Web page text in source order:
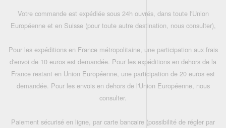
Votre commande est expédiée sous 24h ouvrés, dans toute l'Union
Européenne et en Suisse (pour toute autre destination, nous consulter),
Pour les expéditions en France métropolitaine, une participation aux frais
d'envoi de 10 euros est demandée. Pour les expéditions en dehors de la
France restant en Union Européenne, une participation de 20 euros est
demandée. Pour les envois en dehors de l'Union Européenne, nous
consulter.
Paiement sécurisé en ligne, par carte bancaire (possibilité de régler par